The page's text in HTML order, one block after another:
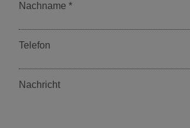
Nachname
Telefon
Nachricht